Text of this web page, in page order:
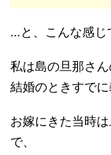
…と、こんな感じ
私は島の旦那さ
結婚のときすでに
お嫁にきた当時
で、